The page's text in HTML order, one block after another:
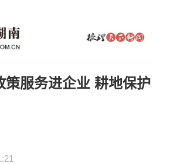
策服务进企业 耕地保护